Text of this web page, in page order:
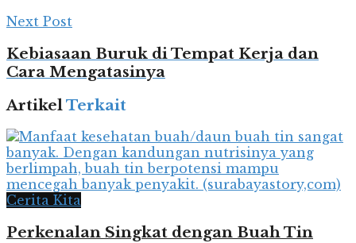
Next Post
Kebiasaan Buruk di Tempat Kerja dan
Cara Mengatasinya
ArtikelTerkait
Cerita Kita
Perkenalan Singkat dengan Buah Tin